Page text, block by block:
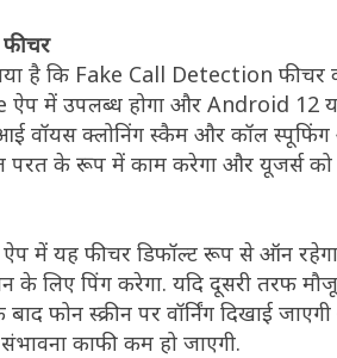
है कि Fake Call Detection
में उपलब्ध होगा और Android 12
वॉयस क्लोनिंग स्कैम और कॉल
परत के रूप में काम करेगा और यूजर्स
यह फीचर डिफॉल्ट रूप से ऑन रहेगा.
के लिए पिंग करेगा. यदि दूसरी तरफ
फोन स्क्रीन पर वॉर्निंग दिखाई
काफी कम हो जाएगी.